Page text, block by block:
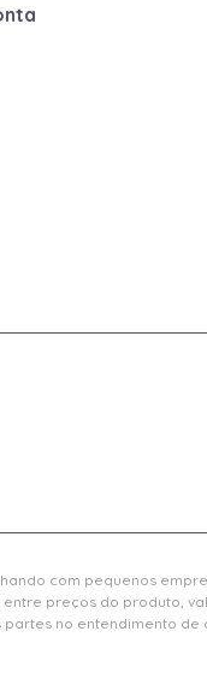
com pequenos
entre preços do produto,
no entendimento